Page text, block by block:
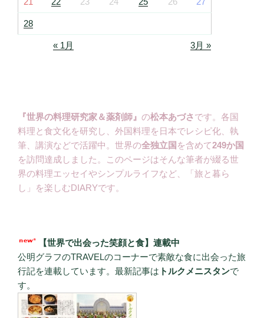
28
« 1月 3月 »
『世界の料理研究家＆薬剤師』 の松本あづさです。各国
料理と食文化を研究し、外国料理を日本でレシピ化、執
筆、講演などで活躍中。世界の全独立国 を含めて249か国
を訪問達成しました。このページはそんな筆者が綴る世
界の料理エッセイやシンプルライフなど、「旅と暮ら
し」を楽しむDIARYです。
【世界で出会った笑顔と食】連載中
公明グラフのTRAVELのコーナーで素敵な食に出会った旅
行記を連載しています。最新記事は トルクメニスタンで
す。